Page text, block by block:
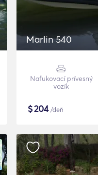
Marlin 540
Nafukovací prívesný
vozík
$204/deň